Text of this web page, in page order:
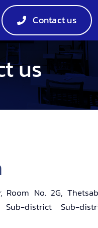
Contact us
us
No. 2G,
district Sub-